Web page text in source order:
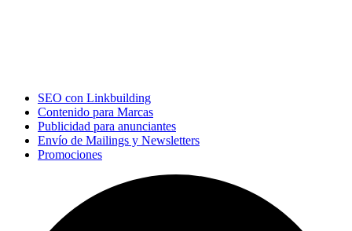
SEO con Linkbuilding
Contenido para Marcas
Publicidad para anunciantes
Envío de Mailings y Newsletters
Promociones